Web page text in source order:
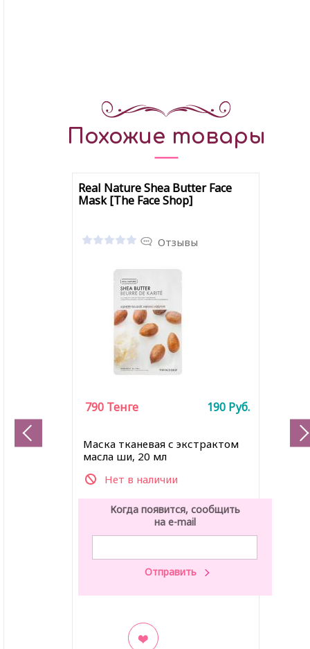
Похожие товары
Real Nature Shea Butter Face
Mask [The Face Shop]
Отзывы
Маска тканевая с экстрактом
масла ши, 20 мл
Нет в наличии
790 Тенге 190 Руб.
Когда появится, сообщить
на e-mail